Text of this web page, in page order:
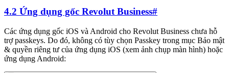
4.2 Ứng dụng gốc Revolut Business#
Các ứng dụng gốc iOS và Android cho Revolut Business chưa hỗ
trợ passkeys. Do đó, không có tùy chọn Passkey trong mục Bảo mật
& quyền riêng tư của ứng dụng iOS (xem ảnh chụp màn hình) hoặc
ứng dụng Android: